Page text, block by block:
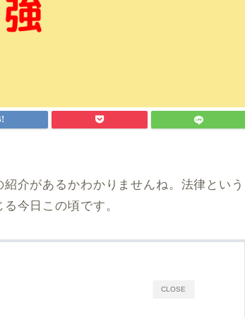
介があるかわかりませんね。法律という
今日この頃です。
CLOSE